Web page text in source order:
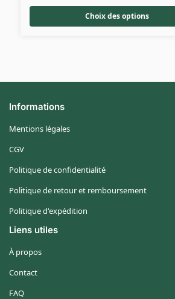
Choix des options
Informations
Mentions légales
CGV
Politique de confidentialité
Politique de retour et remboursement
Politique d'expédition
Liens utiles
À propos
Contact
FAQ